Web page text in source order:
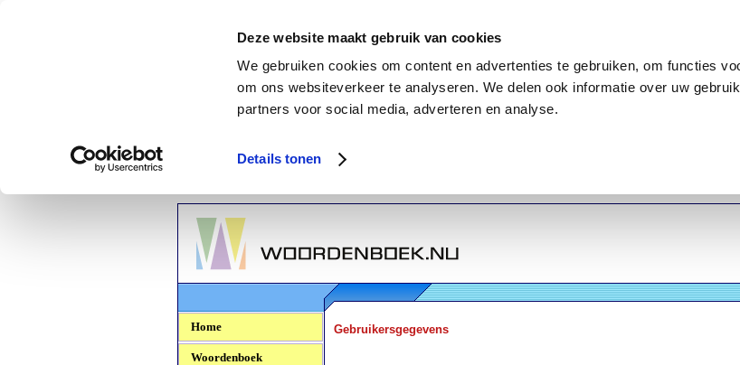
Deze website maakt gebruik van cookies
We gebruiken cookies om content en advertenties te gebruiken, om functies
om ons websiteverkeer te analyseren. We delen ook informatie over uw
partners voor social media, adverteren en analyse.
Details tonen
Woordenboek.NU
Home
Woordenboek
Gebruikersgegevens